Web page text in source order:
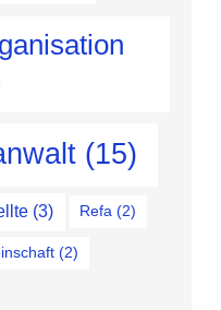
(15)
(3) Refa (2)
(2)